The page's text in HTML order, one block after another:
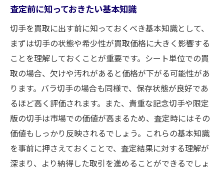
安心の無料査定の仕組み
査定結果を活用する方法
失敗しない買取を目指して
静岡市での安心した取引をサポート
初心者でも安心！静岡市での切手買取に必要な
ステップ
初心者向け切手買取の基本
初めての方に優しいサポート体制
買取に必要な書類と手続き
買取大吉での親切な対応
査定前に知っておきたい基本知識
切手を買取に出す前に知っておくべき基本知識として、
まずは切手の状態や希少性が買取価格に大きく影響する
ことを理解しておくことが重要です。シート単位での買
取の場合、欠けや汚れがあると価格が下がる可能性があ
ります。バラ切手の場合も同様で、保存状態が良好であ
るほど高く評価されます。また、貴重な記念切手や限定
版の切手は市場での価値が高まるため、査定時にはその
価値もしっかり反映されるでしょう。これらの基本知識
を事前に押さえておくことで、査定結果に対する理解が
深まり、より納得した取引を進めることができるでしょ